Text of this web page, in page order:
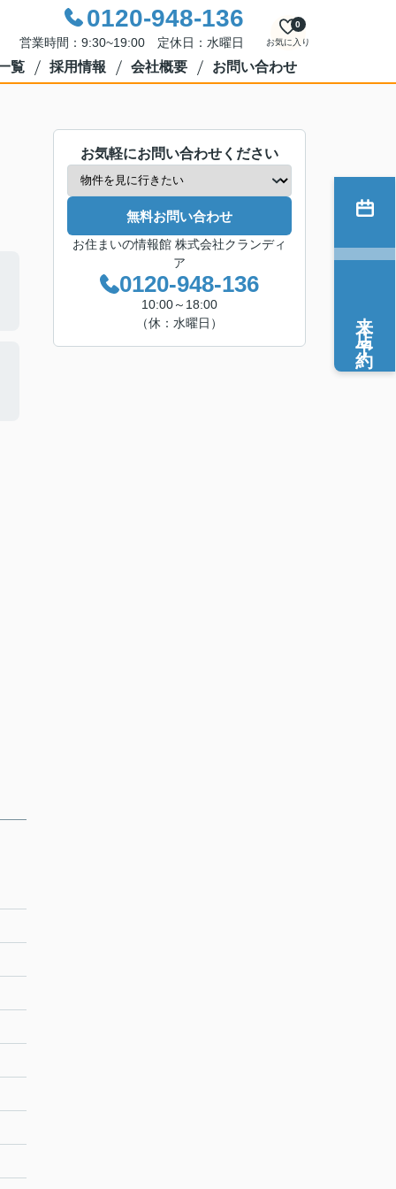
0120-948-136
営業時間：9:30~19:00 定休日：水曜日 お気に入り
0
覧 採用情報 会社概要 お問い合わせ
お気軽にお問い合わせください
無料お問い合わせ
お住まいの情報館 株式会社クランディ
ア
0120-948-136
10:00～18:00
（休：水曜日）
来店予約